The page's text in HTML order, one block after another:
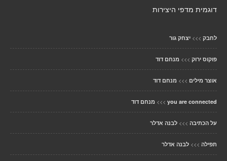
דוגמית מדפי היצירות
לחבק >>> יצחק גור
פוקוס ירוק >>> מנחם דוד
אוצר מילים >>> מנחם דוד
you are connected
>>> מנחם דוד
על הכתיבה >>> לבנה אדלר
תפילה >>> לבנה אדלר